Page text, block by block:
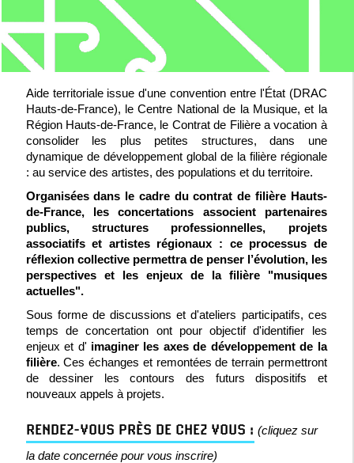
Aide territoriale issue d'une convention entre l'État (DRAC
Hauts-de-France), le Centre National de la Musique, et la
Région Hauts-de-France, le Contrat de Filière a vocation à
consolider les plus petites structures, dans une
dynamique de développement global de la filière régionale
: au service des artistes, des populations et du territoire.
Organisées dans le cadre du contrat de filière Hauts-
de-France, les concertations associent partenaires
publics, structures professionnelles, projets
associatifs et artistes régionaux : ce processus de
réflexion collective permettra de penser l’évolution, les
perspectives et les enjeux de la filière "musiques
actuelles".
Sous forme de discussions et d'ateliers participatifs, ces
temps de concertation ont pour objectif d'identifier les
enjeux et d' imaginer les axes de développement de la
filière. Ces échanges et remontées de terrain permettront
de dessiner les contours des futurs dispositifs et
nouveaux appels à projets.
RENDEZ-VOUS PRÈS DE CHEZ VOUS : (cliquez sur
la date concernée pour vous inscrire)